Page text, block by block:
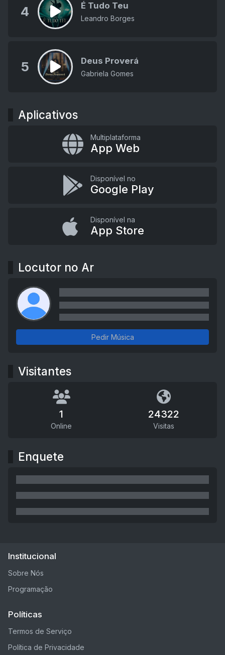
4 É Tudo Teu
Leandro Borges
5 Deus Proverá
Gabriela Gomes
Aplicativos
Multiplataforma
App Web
Disponível no
Google Play
Disponível na
App Store
Locutor no Ar
Pedir Música
Visitantes
1
Online
24322
Visitas
Enquete
Institucional
Sobre Nós
Programação
Políticas
Termos de Serviço
Política de Privacidade